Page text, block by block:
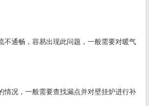
不通畅，容易出现此问题，一般需要对暖气
情况，一般需要查找漏点并对壁挂炉进行补